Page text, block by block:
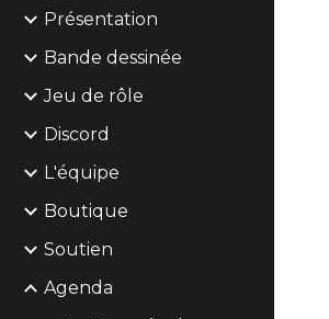
Présentation
Bande dessinée
Jeu de rôle
Discord
L'équipe
Boutique
Soutien
Agenda